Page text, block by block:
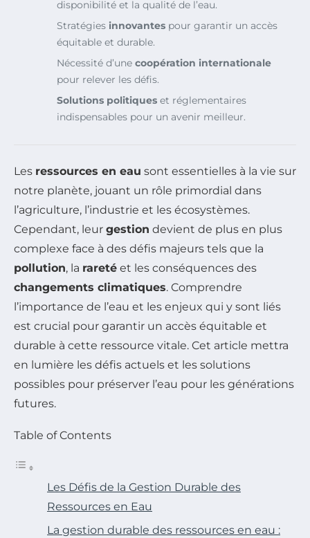
disponibilité et la qualité de l’eau.
Stratégies innovantes pour garantir un accès
équitable et durable.
Nécessité d’une coopération internationale
pour relever les défis.
Solutions politiques et réglementaires
indispensables pour un avenir meilleur.
Les ressources en eau sont essentielles à la vie sur
notre planète, jouant un rôle primordial dans
l’agriculture, l’industrie et les écosystèmes.
Cependant, leur gestion devient de plus en plus
complexe face à des défis majeurs tels que la
pollution, la rareté et les conséquences des
changements climatiques. Comprendre
l’importance de l’eau et les enjeux qui y sont liés
est crucial pour garantir un accès équitable et
durable à cette ressource vitale. Cet article mettra
en lumière les défis actuels et les solutions
possibles pour préserver l’eau pour les générations
futures.
Table of Contents
Les Défis de la Gestion Durable des
Ressources en Eau
La gestion durable des ressources en eau :